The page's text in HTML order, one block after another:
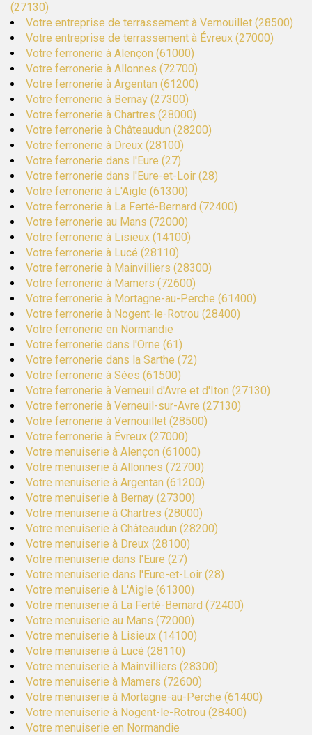
(27130)
Votre entreprise de terrassement à Vernouillet (28500)
Votre entreprise de terrassement à Évreux (27000)
Votre ferronerie à Alençon (61000)
Votre ferronerie à Allonnes (72700)
Votre ferronerie à Argentan (61200)
Votre ferronerie à Bernay (27300)
Votre ferronerie à Chartres (28000)
Votre ferronerie à Châteaudun (28200)
Votre ferronerie à Dreux (28100)
Votre ferronerie dans l'Eure (27)
Votre ferronerie dans l'Eure-et-Loir (28)
Votre ferronerie à L'Aigle (61300)
Votre ferronerie à La Ferté-Bernard (72400)
Votre ferronerie au Mans (72000)
Votre ferronerie à Lisieux (14100)
Votre ferronerie à Lucé (28110)
Votre ferronerie à Mainvilliers (28300)
Votre ferronerie à Mamers (72600)
Votre ferronerie à Mortagne-au-Perche (61400)
Votre ferronerie à Nogent-le-Rotrou (28400)
Votre ferronerie en Normandie
Votre ferronerie dans l'Orne (61)
Votre ferronerie dans la Sarthe (72)
Votre ferronerie à Sées (61500)
Votre ferronerie à Verneuil d'Avre et d'Iton (27130)
Votre ferronerie à Verneuil-sur-Avre (27130)
Votre ferronerie à Vernouillet (28500)
Votre ferronerie à Évreux (27000)
Votre menuiserie à Alençon (61000)
Votre menuiserie à Allonnes (72700)
Votre menuiserie à Argentan (61200)
Votre menuiserie à Bernay (27300)
Votre menuiserie à Chartres (28000)
Votre menuiserie à Châteaudun (28200)
Votre menuiserie à Dreux (28100)
Votre menuiserie dans l'Eure (27)
Votre menuiserie dans l'Eure-et-Loir (28)
Votre menuiserie à L'Aigle (61300)
Votre menuiserie à La Ferté-Bernard (72400)
Votre menuiserie au Mans (72000)
Votre menuiserie à Lisieux (14100)
Votre menuiserie à Lucé (28110)
Votre menuiserie à Mainvilliers (28300)
Votre menuiserie à Mamers (72600)
Votre menuiserie à Mortagne-au-Perche (61400)
Votre menuiserie à Nogent-le-Rotrou (28400)
Votre menuiserie en Normandie